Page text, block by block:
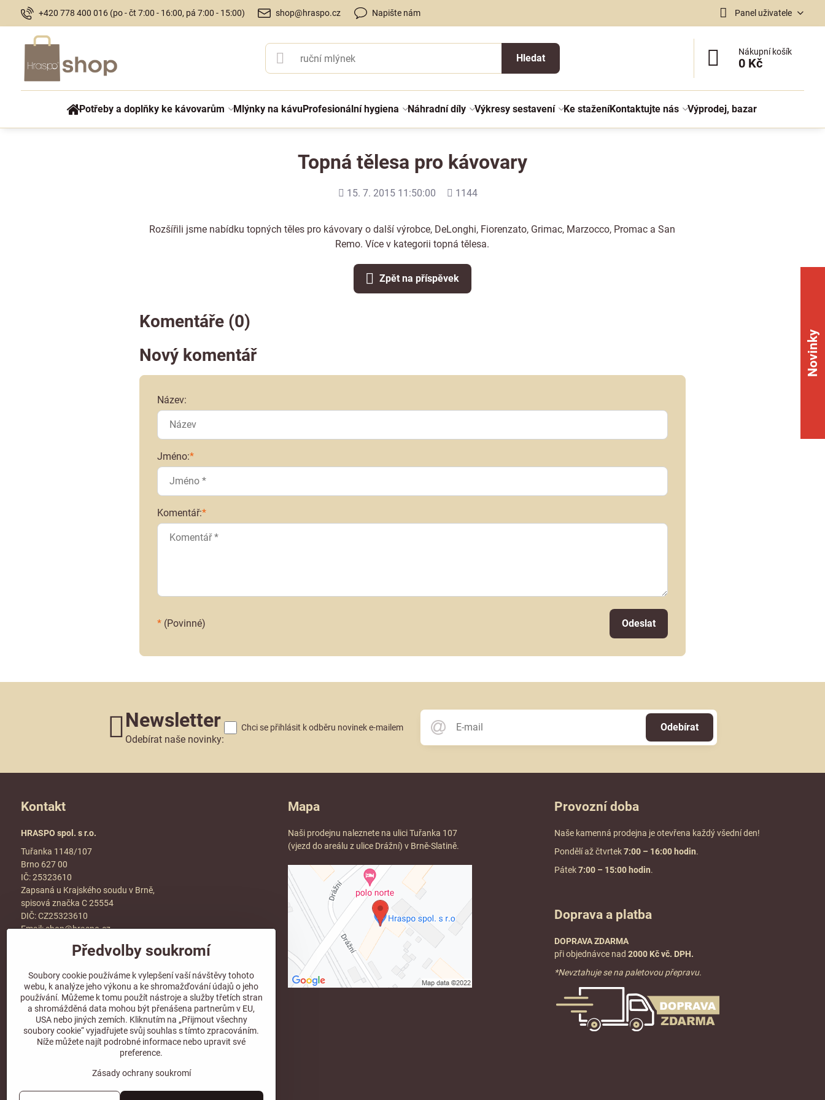
+420 778 400 016 (po - čt 7:00 - 16:00, pá 7:00 - 15:00) shop@hraspo.cz Napište nám Panel uživatele
Hledat
Nákupní košík
0 Kč
Potřeby a doplňky ke kávovarům Mlýnky na kávuProfesionální hygiena Náhradní díly Výkresy sestavení Ke staženíKontaktujte nás Výprodej, bazar
Topná tělesa pro kávovary
Přidáno
15. 7. 2015 11:50:00
Počet
1144
Rozšířili jsme nabídku topných těles pro kávovary o další výrobce, DeLonghi, Fiorenzato, Grimac, Marzocco, Promac a San
Remo. Více v kategoriitopná tělesa.
Zpět na příspěvek
Komentáře (0)
Nový komentář
Název:
Jméno:*
Komentář:*
*(Povinné) Odeslat
Newsletter
Odebírat naše novinky:
Odebírat
Chci se přihlásit k odběru novinek e-mailem
Kontakt
HRASPO spol. s r.o.
Tuřanka 1148/107
Brno 627 00
IČ: 25323610
Zapsaná u Krajského soudu v Brně,
spisová značka C 25554
DIČ: CZ25323610
Email:shop@hraspo.cz
Obchodní podmínky
Více info v sekcikontakt
Sledujte naše sociální sítě!
Novinky
Mapa
Naši prodejnu naleznete na ulici Tuřanka 107
(vjezd do areálu z ulice Drážní) v Brně-Slatině.
Provozní doba
Naše kamenná prodejna je otevřena každý všední den!
Pondělí až čtvrtek7:00 – 16:00 hodin.
Pátek7:00 – 15:00 hodin.
Doprava a platba
DOPRAVA ZDARMA
při objednávce nad 2000 Kč vč. DPH.
*Nevztahuje se na paletovou přepravu.
Předvolby soukromí
Soubory cookie používáme k vylepšení vaší návštěvy tohoto
webu, k analýze jeho výkonu a ke shromažďování údajů o jeho
používání. Můžeme k tomu použít nástroje a služby třetích stran
a shromážděná data mohou být přenášena partnerům v EU,
USA nebo jiných zemích. Kliknutím na „Přijmout všechny
soubory cookie“ vyjadřujete svůj souhlas s tímto zpracováním.
Níže můžete najít podrobné informace nebo upravit své
preference.
Zásady ochrany soukromí